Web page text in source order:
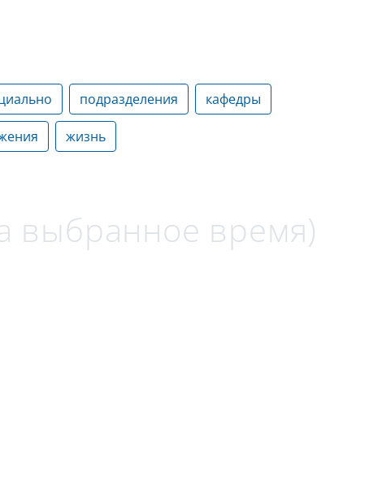
подразделения кафедры
жизнь
выбранное время)